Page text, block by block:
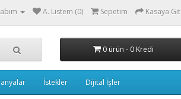
A. Listem (0) Sepetim Kasaya Git
0 ürün - 0 Kredi
İstekler Dijital İşler